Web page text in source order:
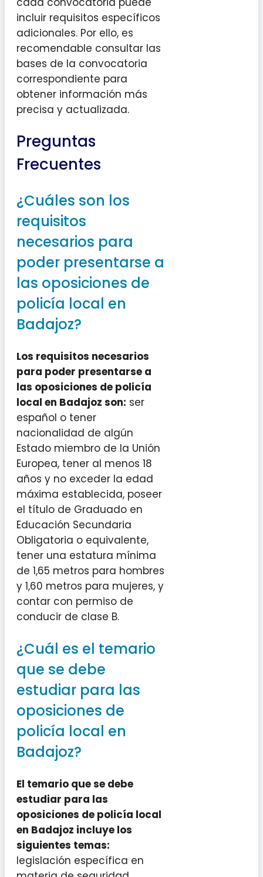
incluir requisitos específicos
adicionales. Por ello, es
recomendable consultar las
bases de la convocatoria
correspondiente para
obtener información más
precisa y actualizada.
Preguntas
Frecuentes
¿Cuáles son los
requisitos
necesarios para
poder presentarse a
las oposiciones de
policía local en
Badajoz?
Los requisitos necesarios
para poder presentarse a
las oposiciones de policía
local en Badajoz son: ser
español o tener
nacionalidad de algún
Estado miembro de la Unión
Europea, tener al menos 18
años y no exceder la edad
máxima establecida, poseer
el título de Graduado en
Educación Secundaria
Obligatoria o equivalente,
tener una estatura mínima
de 1,65 metros para hombres
y 1,60 metros para mujeres, y
contar con permiso de
conducir de clase B.
¿Cuál es el temario
que se debe
estudiar para las
oposiciones de
policía local en
Badajoz?
El temario que se debe
estudiar para las
oposiciones de policía local
en Badajoz incluye los
siguientes temas:
legislación específica en